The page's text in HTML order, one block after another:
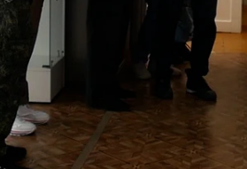
Категории: Новости города
Добавить